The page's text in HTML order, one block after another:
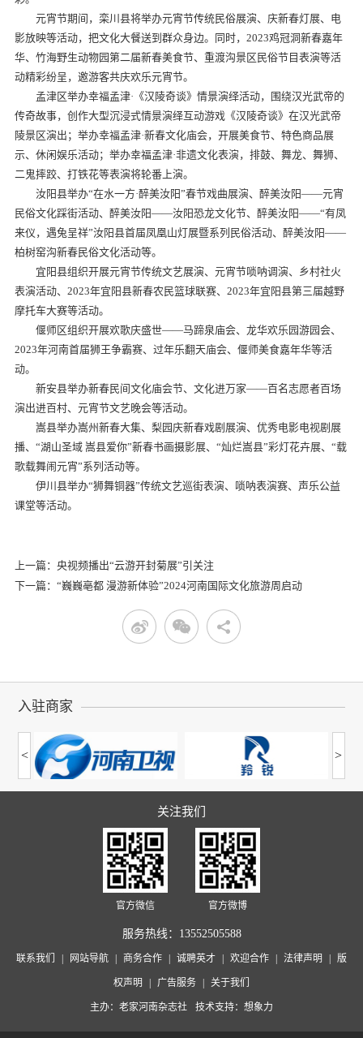
元宵节期间，栾川县将举办元宵节传统民俗展演、庆新春灯展、电
影放映等活动，把文化大餐送到群众身边。同时，2023鸡冠洞新春嘉年
华、竹海野生动物园第二届新春美食节、重渡沟景区民俗节目表演等活
动精彩纷呈，邀游客共庆欢乐元宵节。
孟津区举办幸福孟津·《汉陵奇谈》情景演绎活动，围绕汉光武帝的
传奇故事，创作大型沉浸式情景演绎互动游戏《汉陵奇谈》在汉光武帝
陵景区演出；举办幸福孟津·新春文化庙会，开展美食节、特色商品展
示、休闲娱乐活动；举办幸福孟津·非遗文化表演，排鼓、舞龙、舞狮、
二鬼摔跤、打铁花等表演将轮番上演。
汝阳县举办“在水一方·醉美汝阳”春节戏曲展演、醉美汝阳——元宵
民俗文化踩街活动、醉美汝阳——汝阳恐龙文化节、醉美汝阳——“有凤
来仪，遇兔呈祥”汝阳县首届凤凰山灯展暨系列民俗活动、醉美汝阳——
柏树窑沟新春民俗文化活动等。
宜阳县组织开展元宵节传统文艺展演、元宵节唢呐调演、乡村社火
表演活动、2023年宜阳县新春农民篮球联赛、2023年宜阳县第三届越野
摩托车大赛等活动。
偃师区组织开展欢歌庆盛世——马蹄泉庙会、龙华欢乐园游园会、
2023年河南首届狮王争霸赛、过年乐翻天庙会、偃师美食嘉年华等活
动。
新安县举办新春民间文化庙会节、文化进万家——百名志愿者百场
演出进百村、元宵节文艺晚会等活动。
嵩县举办嵩州新春大集、梨园庆新春戏剧展演、优秀电影电视剧展
播、“湖山圣域 嵩县爱你”新春书画摄影展、“灿烂嵩县”彩灯花卉展、“载
歌载舞闹元宵”系列活动等。
伊川县举办“狮舞铜器”传统文艺巡街表演、唢呐表演赛、声乐公益
课堂等活动。
上一篇：央视频播出“云游开封菊展”引关注
下一篇：“巍巍亳都 漫游新体验”2024河南国际文化旅游周启动
入驻商家
< >
关注我们
官方微信 官方微博
服务热线： 13552505588
联系我们 网站导航 商务合作 诚聘英才 欢迎合作 法律声明 版
权声明 广告服务 关于我们
主办： 老家河南杂志社 技术支持： 想象力